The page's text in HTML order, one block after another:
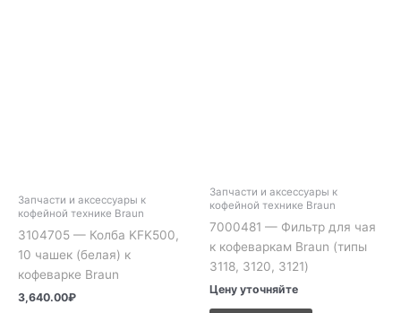
Запчасти и аксессуары к
кофейной технике Braun
3104705 — Колба KFK500,
10 чашек (белая) к
кофеварке Braun
3,640.00₽
Запчасти и аксессуары к
кофейной технике Braun
7000481 — Фильтр для чая
к кофеваркам Braun (типы
3118, 3120, 3121)
Цену уточняйте